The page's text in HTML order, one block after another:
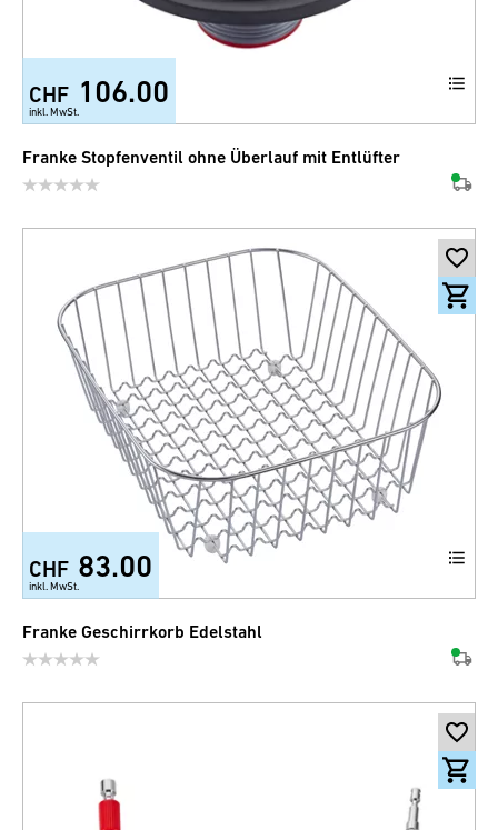
CHF 106.00
inkl. MwSt.
Franke Stopfenventil ohne Überlauf mit Entlüfter
CHF 83.00
inkl. MwSt.
Franke Geschirrkorb Edelstahl